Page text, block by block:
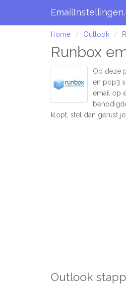
Home Outlook
Runbox
Op deze
en pop3
email op
klopt, stel dan gerust
Outlook